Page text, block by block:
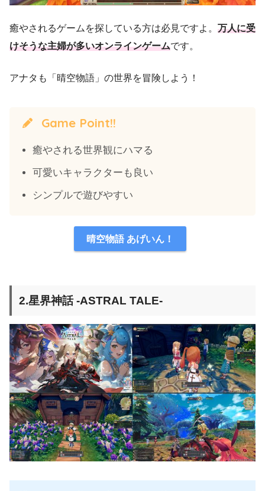
癒やされるゲームを探している方は必見ですよ。 万人に受
けそうな主婦が多いオンラインゲームです。
アナタも「晴空物語」の世界を冒険しよう！
Game Point!!
癒やされる世界観にハマる
可愛いキャラクターも良い
シンプルで遊びやすい
晴空物語 あげいん！
2.星界神話 -ASTRAL TALE-